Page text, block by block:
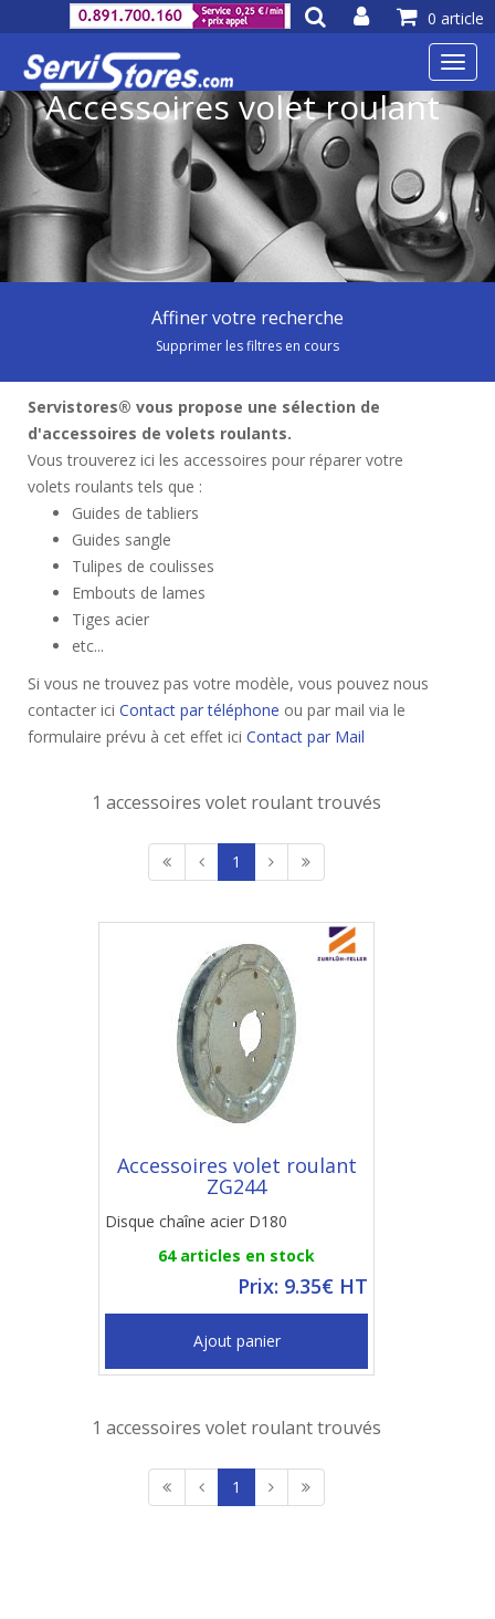
0 article
Accessoires volet roulant
Affiner votre recherche
Supprimer les filtres en cours
Servistores® vous propose une sélection de
d'accessoires de volets roulants.
Vous trouverez ici les accessoires pour réparer votre
volets roulants tels que :
Guides de tabliers
Guides sangle
Tulipes de coulisses
Embouts de lames
Tiges acier
etc...
Si vous ne trouvez pas votre modèle, vous pouvez nous
contacter ici Contact par téléphone ou par mail via le
formulaire prévu à cet effet ici Contact par Mail
1 accessoires volet roulant trouvés
1
Accessoires volet roulant
ZG244
Disque chaîne acier D180
64 articles en stock
Prix: 9.35€ HT
Ajout panier
1 accessoires volet roulant trouvés
1